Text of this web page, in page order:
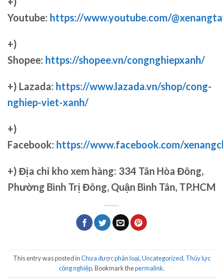
Youtube: https://www.youtube.com/
+)
Shopee: https://shopee.vn/congnghiepxanh/
+) Lazada: https://www.lazada.vn/shop/cong-
nghiep-viet-xanh/
+)
Facebook: https://www.facebook.com/
+) Địa chỉ kho xem hàng: 334 Tân Hòa Đông,
Phường Bình Trị Đông, Quận Bình Tân, TP.HCM
This entry was posted inChưa được phân loại,Uncategorized, Thủy lực
công nghiệp. Bookmark thepermalink.